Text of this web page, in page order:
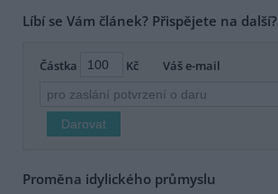
Líbí se Vám článek? Přispějete na další?
Částka Kč Váš e-mail
Proměna idylického průmyslu